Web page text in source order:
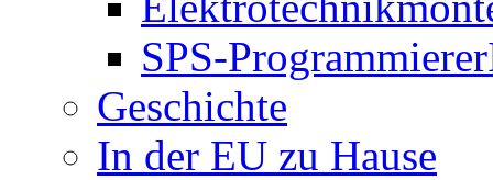
SPS-
Geschichte
In der EU zu Hause